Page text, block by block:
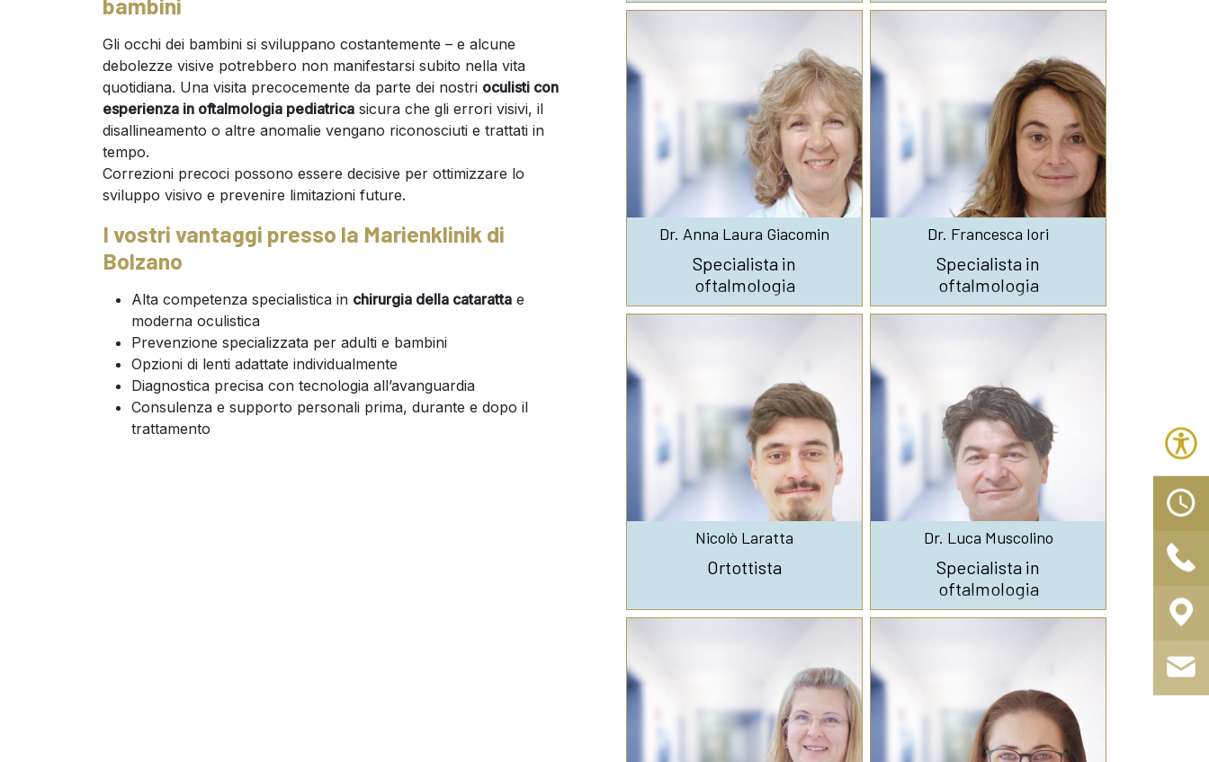
bambini
Gli occhi dei bambini si sviluppano costantemente – e alcune
debolezze visive potrebbero non manifestarsi subito nella vita
quotidiana. Una visita precocemente da parte dei nostri oculisti con
esperienza in oftalmologia pediatrica sicura che gli errori visivi, il
disallineamento o altre anomalie vengano riconosciuti e trattati in
tempo.
Correzioni precoci possono essere decisive per ottimizzare lo
sviluppo visivo e prevenire limitazioni future.
I vostri vantaggi presso la Marienklinik di
Bolzano
Alta competenza specialistica in chirurgia della cataratta e
moderna oculistica
Prevenzione specializzata per adulti e bambini
Opzioni di lenti adattate individualmente
Diagnostica precisa con tecnologia all’avanguardia
Consulenza e supporto personali prima, durante e dopo il
trattamento
Dr. Anna Laura Giacomin
Specialista in
oftalmologia
Dr. Francesca Iori
Specialista in
oftalmologia
Nicolò Laratta
Ortottista
Dr. Luca Muscolino
Specialista in
oftalmologia